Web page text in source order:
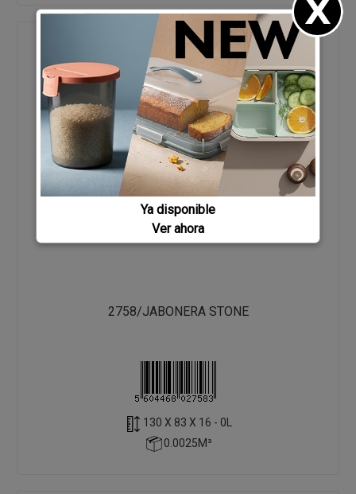
2758/JABONERA STONE
130 X 83 X 16 - 0L
0.0025M³
Ya disponible
Ver ahora